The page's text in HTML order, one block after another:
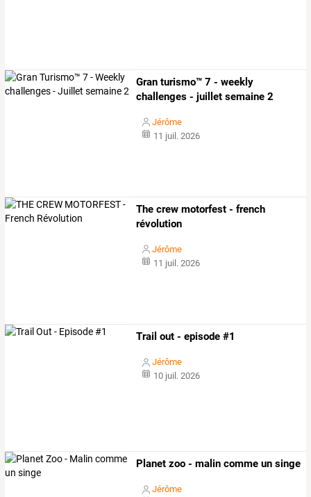
Gran turismo™ 7 - weekly
challenges - juillet semaine 2
Jérôme
11 juil. 2026
The crew motorfest - french
révolution
Jérôme
11 juil. 2026
Trail out - episode #1
Jérôme
10 juil. 2026
Planet zoo - malin comme un singe
Jérôme